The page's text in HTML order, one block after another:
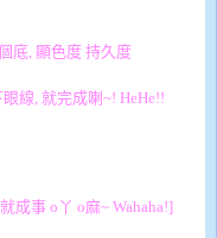
底, 顯色度 持久度
線, 就完成喇~! HeHe!!
成事 o丫 o麻~ Wahaha!]